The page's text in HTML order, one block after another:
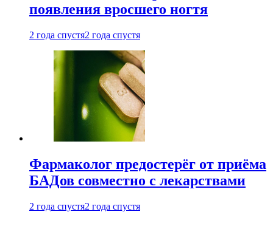
появления вросшего ногтя
2 года спустя2 года спустя
Фармаколог предостерёг от приёма
БАДов совместно с лекарствами
2 года спустя2 года спустя